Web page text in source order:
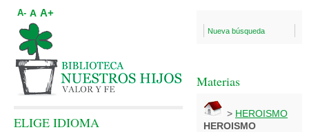
Nueva búsqueda
Materias
> HEROISMO
HEROISMO
A- A A+
ELIGE IDIOMA